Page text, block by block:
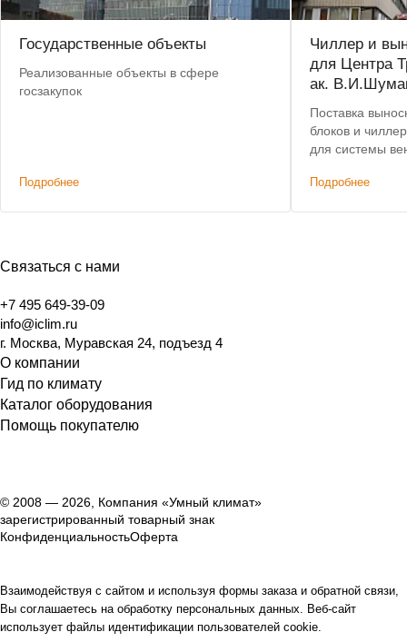
Государственные объекты
Реализованные объекты в сфере
госзакупок
Подробнее
Чиллер и
для Центра
ак.
Поставка
блоков и
для системы
Подробнее
Связаться с нами
+7 495 649-39-09
info@iclim.ru
г. Москва, Муравская 24, подъезд 4
О компании
Гид по климату
Каталог оборудования
Помощь покупателю
© 2008 — 2026, Компания «Умный климат»
зарегистрированный товарный знак
КонфиденциальностьОферта
Взаимодействуя с сайтом и используя формы заказа и обратной связи,
Вы соглашаетесь на обработку персональных данных. Веб-сайт
использует файлы идентификации пользователей cookie.